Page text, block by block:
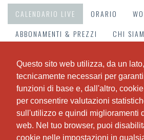
Questo sito web utilizza, da un
tecnicamente necessari per
funzioni di base e, dall'altro,
per consentire valutazioni
sull'utilizzo e quindi miglioramenti
web. Nel tuo browser, puoi
cookie nelle impostazioni in
Questo sito web utilizza, da un
tecnicamente necessari per
funzioni di base e, dall'altro,
per consentire valutazioni
sull'utilizzo e quindi miglioramenti
web. Nel tuo browser, puoi
cookie nelle impostazioni in
CALENDARIO LIVE ORARIO
ABBONAMENTI & PREZZI
CHI
Riepilogo della
03. - 09. agosto